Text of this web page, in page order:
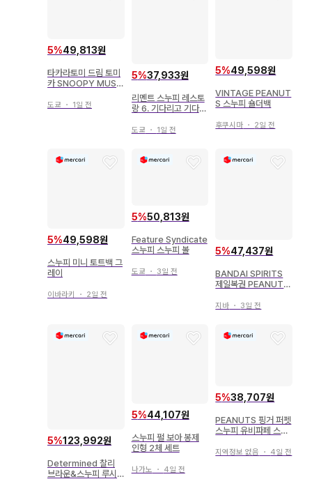
5%49,813원
타카라토미 드림 토미
카 SNOOPY MUSE
기념 버스 ST17
도쿄 ・ 1일 전
5%37,933원
리멘트 스누피 레스토
랑 6. 기다리고 기다리
도쿄 ・ 1일 전
5%49,598원
VINTAGE PEANUT
S 스누피 숄더백
후쿠시마 ・ 2일 전
5%49,598원
스누피 미니 토트백 그
레이
이바라키 ・ 2일 전
5%50,813원
Feature Syndicate
스누피 스누피 볼
도쿄 ・ 3일 전
5%47,437원
BANDAI SPIRITS
제일복권 PEANUTS
GS A상 COOK SN
지바 ・ 3일 전
5%123,992원
Determined 찰리
브라운&스누피 루시
5%44,107원
스누피 펄 보아 봉제
인형 2체 세트
나가노 ・ 4일 전
5%38,707원
PEANUTS 핑거 퍼펫
스누피 유비파페 스누
지역정보 없음 ・ 4일 전